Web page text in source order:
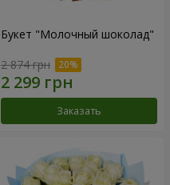
Букет "Молочный шоколад"
2 874 грн
Заказать